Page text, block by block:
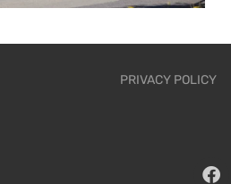
PRIVACY POLICY